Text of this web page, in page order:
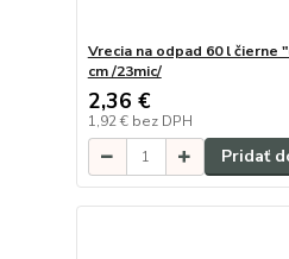
Vrecia na odpad 60 l čierne
cm /23mic/
2,36 €
1,92 € bez DPH
Pridať